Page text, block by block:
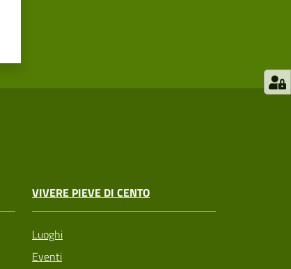
VIVERE PIEVE DI CENTO
Luoghi
Eventi